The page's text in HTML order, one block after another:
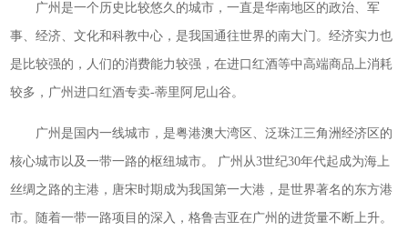
广州是一个历史比较悠久的城市，一直是华南地区的政治、军
事、经济、文化和科教中心，是我国通往世界的南大门。经济实力也
是比较强的，人们的消费能力较强，在进口红酒等中高端商品上消耗
较多，广州进口红酒专卖-蒂里阿尼山谷。
广州是国内一线城市，是粤港澳大湾区、泛珠江三角洲经济区的
核心城市以及一带一路的枢纽城市。 广州从3世纪30年代起成为海上
丝绸之路的主港，唐宋时期成为我国第一大港，是世界著名的东方港
市。 随着一带一路项目的深入，格鲁吉亚在广州的进货量不断上升。